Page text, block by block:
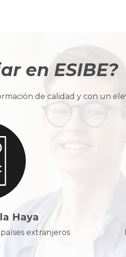
en ESIBE?
de calidad y con un
Haya
extranjeros